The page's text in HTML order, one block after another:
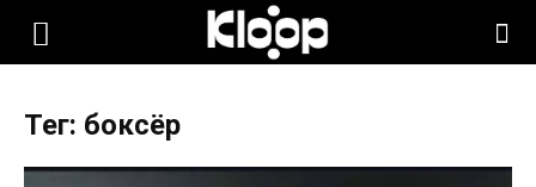
KLOOP.KG
Тег: боксёр